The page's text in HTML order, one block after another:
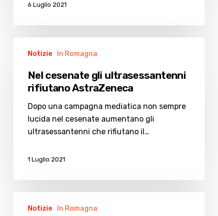
6 Luglio 2021
cesenate
ultrasessantenni
rifiutano
AstraZeneca
Notizie In Romagna
Nel cesenate gli ultrasessantenni
rifiutano AstraZeneca
Dopo una campagna mediatica non sempre
lucida nel cesenate aumentano gli
ultrasessantenni che rifiutano il…
1 Luglio 2021
SputnikNotizie In Romagna